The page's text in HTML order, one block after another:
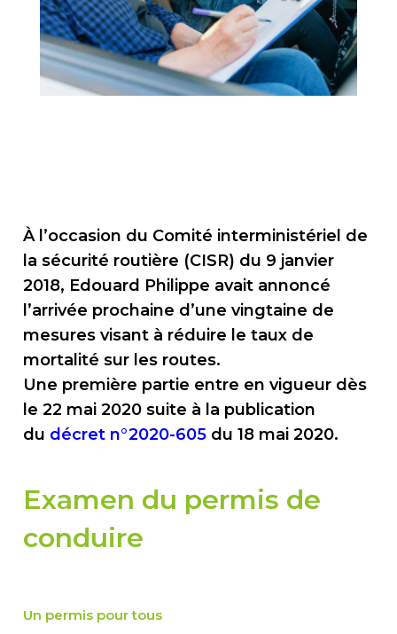
À l’occasion du Comité interministériel de
la sécurité routière (CISR) du 9 janvier
2018, Edouard Philippe avait annoncé
l’arrivée prochaine d’une vingtaine de
mesures visant à réduire le taux de
mortalité sur les routes.
Une première partie entre en vigueur dès
e 22 mai 2020 suite à la publication
du décret n°2020-605 du 18 mai 2020.
Examen du permis de
conduire
Un permis pour tous